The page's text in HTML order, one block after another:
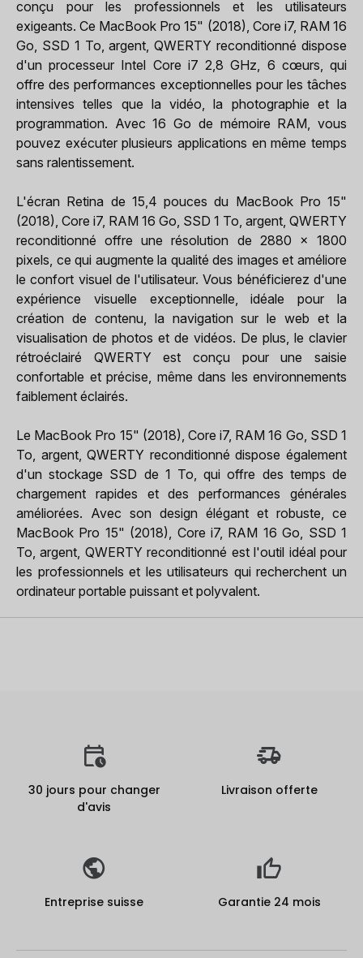
conçu pour les professionnels et les utilisateurs
exigeants. Ce MacBook Pro 15" (2018), Core i7, RAM 16
Go, SSD 1 To, argent, QWERTY reconditionné dispose
d'un processeur Intel Core i7 2,8 GHz, 6 cœurs, qui
offre des performances exceptionnelles pour les tâches
intensives telles que la vidéo, la photographie et la
programmation. Avec 16 Go de mémoire RAM, vous
pouvez exécuter plusieurs applications en même temps
sans ralentissement.
L'écran Retina de 15,4 pouces du MacBook Pro 15"
(2018), Core i7, RAM 16 Go, SSD 1 To, argent, QWERTY
reconditionné offre une résolution de 2880 x 1800
pixels, ce qui augmente la qualité des images et améliore
le confort visuel de l'utilisateur. Vous bénéficierez d'une
expérience visuelle exceptionnelle, idéale pour la
création de contenu, la navigation sur le web et la
visualisation de photos et de vidéos. De plus, le clavier
rétroéclairé QWERTY est conçu pour une saisie
confortable et précise, même dans les environnements
faiblement éclairés.
Le MacBook Pro 15" (2018), Core i7, RAM 16 Go, SSD 1
To, argent, QWERTY reconditionné dispose également
d'un stockage SSD de 1 To, qui offre des temps de
chargement rapides et des performances générales
améliorées. Avec son design élégant et robuste, ce
MacBook Pro 15" (2018), Core i7, RAM 16 Go, SSD 1
To, argent, QWERTY reconditionné est l'outil idéal pour
les professionnels et les utilisateurs qui recherchent un
ordinateur portable puissant et polyvalent.
30 jours pour changer
d'avis
Livraison offerte
Entreprise suisse Garantie 24 mois